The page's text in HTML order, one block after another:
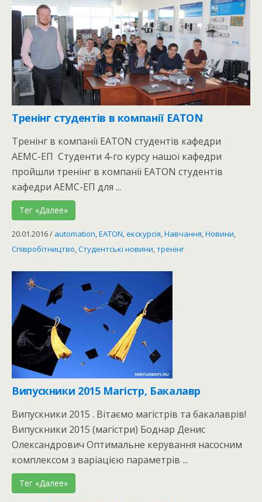
Тренінг студентів в компанії EATON
Тренінг в компанії EATON студентів кафедри
АЕМС-ЕП Студенти 4-го курсу нашої кафедри
пройшли тренінг в компанії EATON студентів
кафедри АЕМС-ЕП для ...
Тег «Далее»
20.01.2016/ automation,EATON,екскурсія,Навчання,Новини,
Співробітництво,Студентські новини,тренінг
Випускники 2015 Магістр, Бакалавр
Випускники 2015 . Вітаємо магістрів та бакалаврів!
Випускники 2015 (магістри) Боднар Денис
Олександрович Оптимальне керування насосним
комплексом з варіацією параметрів ...
Тег «Далее»